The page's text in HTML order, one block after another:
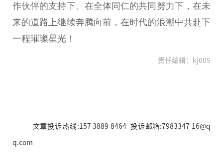
作伙伴的支持下、在全体同仁的共同努力下，在未
来的道路上继续奔腾向前，在时代的浪潮中共赴下
一程璀璨星光！
责任编辑：kj005
文章投诉热线:157 3889 8464 投诉邮箱:7983347 16@q
q.com